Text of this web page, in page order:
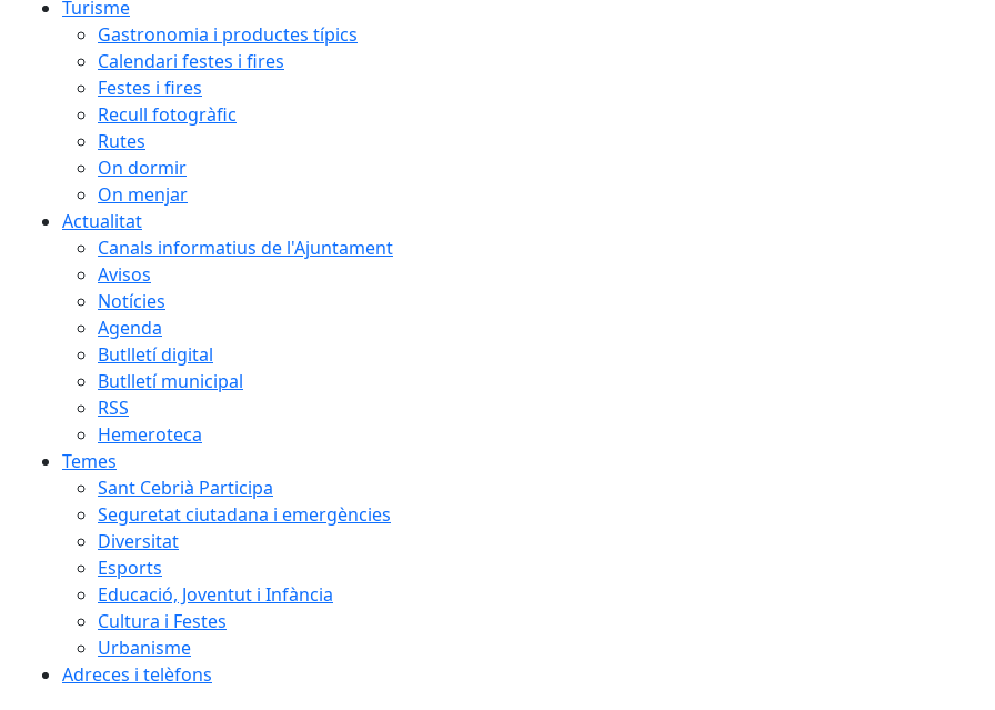
Turisme
Gastronomia i productes típics
Calendari festes i fires
Festes i fires
Recull fotogràfic
Rutes
On dormir
On menjar
Actualitat
Canals informatius de l'Ajuntament
Avisos
Notícies
Agenda
Butlletí digital
Butlletí municipal
RSS
Hemeroteca
Temes
Sant Cebrià Participa
Seguretat ciutadana i emergències
Diversitat
Esports
Educació, Joventut i Infància
Cultura i Festes
Urbanisme
Adreces i telèfons